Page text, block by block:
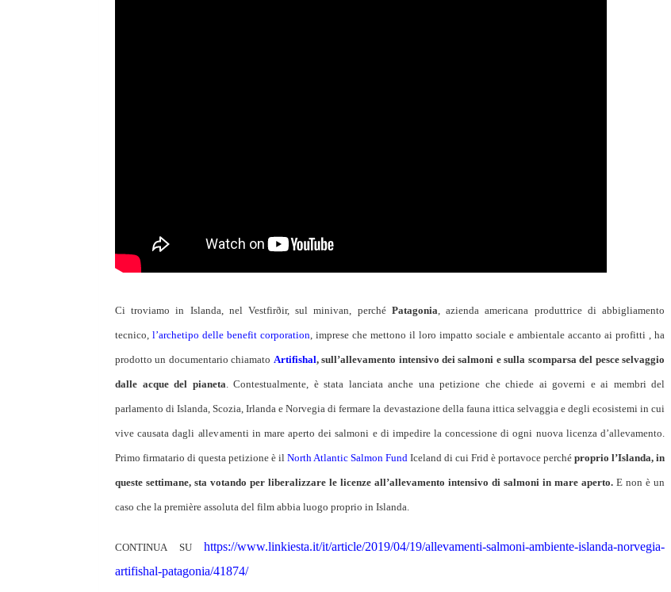
Ci troviamo in Islanda, nel Vestfirðir, sul minivan, perché Patagonia , azienda americana produttrice di abbigliamento
tecnico, l’archetipo delle benefit corporation , imprese che mettono il loro impatto sociale e ambientale accanto ai profitti , ha
prodotto un documentario chiamato Artifishal, sull’allevamento intensivo dei salmoni e sulla scomparsa del pesce selvaggio
dalle acque del pianeta . Contestualmente, è stata lanciata anche una petizione che chiede ai governi e ai membri del
parlamento di Islanda, Scozia, Irlanda e Norvegia di fermare la devastazione della fauna ittica selvaggia e degli ecosistemi in cui
vive causata dagli allevamenti in mare aperto dei salmoni e di impedire la concessione di ogni nuova licenza d’allevamento.
Primo firmatario di questa petizione è il North Atlantic Salmon Fund Iceland di cui Frid è portavoce perché proprio l’Islanda, in
queste settimane, sta votando per liberalizzare le licenze all’allevamento intensivo di salmoni in mare aperto. E non è un
caso che la première assoluta del film abbia luogo proprio in Islanda.
CONTINUA SU https://www.linkiesta.it/it/article/2019/04/19/allevamenti-salmoni-ambiente-islanda-norvegia-
artifishal-patagonia/41874/